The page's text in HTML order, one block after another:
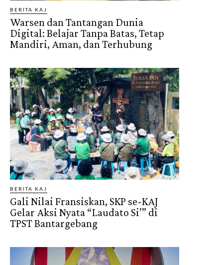
BERITA KAJ
Warsen dan Tantangan Dunia
Digital: Belajar Tanpa Batas, Tetap
Mandiri, Aman, dan Terhubung
BERITA KAJ
Gali Nilai Fransiskan, SKP se-KAJ
Gelar Aksi Nyata “Laudato Si’” di
TPST Bantargebang